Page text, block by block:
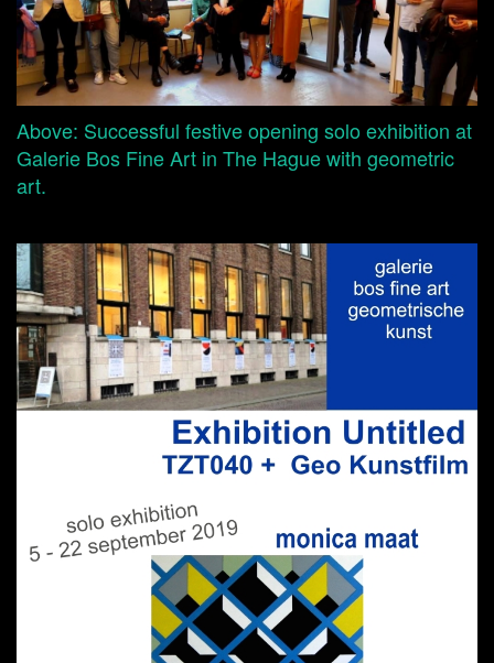
Above: Successful festive opening solo exhibition at
Galerie Bos Fine Art in The Hague with geometric
art.